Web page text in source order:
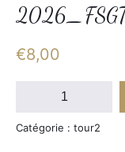
€8,00
quantité
Catégorie : tour2
Photos